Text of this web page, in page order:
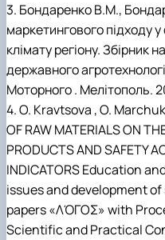
3. Бондаренко В.М.,
маркетингового підходу
клімату регіону. Збірник
державного
Моторного . Мелітополь.
4. O. Kravtsova , O.
OF RAW MATERIALS ON
PRODUCTS AND SAFETY
INDICATORS Education
issues and development
papers «ΛΌГOΣ» with
Scientific and Practical